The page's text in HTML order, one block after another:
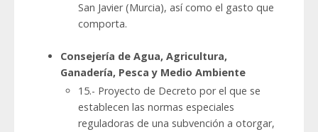
San Javier (Murcia), así como el gasto que
comporta.
Consejería de Agua, Agricultura,
Ganadería, Pesca y Medio Ambiente
15.- Proyecto de Decreto por el que se
establecen las normas especiales
reguladoras de una subvención a otorgar,